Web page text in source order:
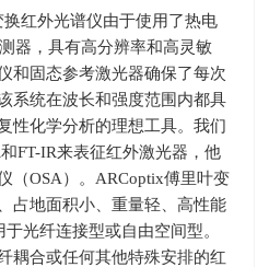
换红外光谱仪由于使用了热电
器，具有高分辨率和高灵敏
和固态参考激光器确保了每次
系统在波长和强度范围内都具
性化学分析的理想工具。我们
和FT-IR来表征红外激光器，他
（OSA）。 ARCoptix傅里叶变
占地面积小、重量轻、高性能
于光纤连接型或自由空间型。
耦合或任何其他特殊安排的红